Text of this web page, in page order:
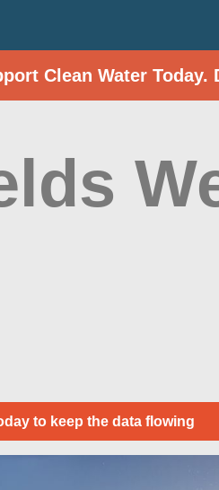
Clean Water Today.
to keep the data flowing